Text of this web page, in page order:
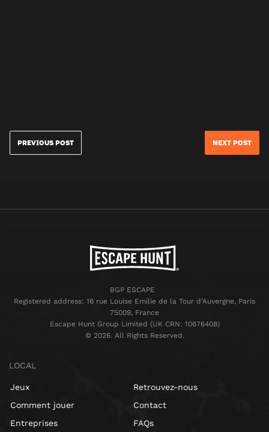
PREVIOUS POST NEXT POST
BGP ESCAPE
Registered address: 16 rue Louise Emilie de la Tour d'Auvergne, Paris
75009, France
Escape Hunt Group Limited (UK CRN: 10676408)
©️ 2026. All Rights Reserved.
LOCAL
Jeux
Comment jouer
Entreprises
Retrouvez-nous
Contact
FAQs